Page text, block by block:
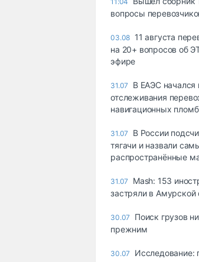
вопросы
03.08 11 августа
на 20+ вопросов об
эфире
31.07
В ЕАЭС начался
отслеживания
навигационных пломб
31.07
В России
тягачи и назвали
распространённые
31.07
Mash: 153
застряли в Амурской
30.07
Поиск грузов
прежним
30.07
Исследование: